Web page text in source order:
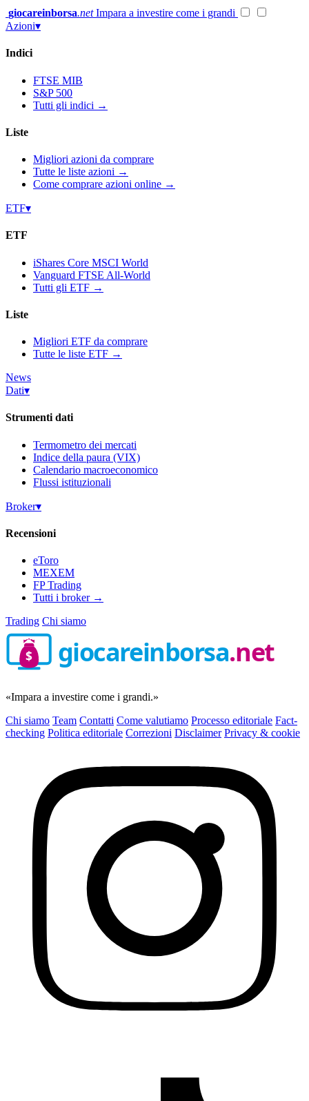
Vai
al
giocareinborsa.net Impara a investire come i grandi
Azioni▾
Indici
FTSE MIB
S&P 500
Tutti gli indici →
Liste
Migliori azioni da comprare
Tutte le liste azioni →
Come comprare azioni online →
ETF▾
ETF
iShares Core MSCI World
Vanguard FTSE All-World
Tutti gli ETF →
Liste
Migliori ETF da comprare
Tutte le liste ETF →
News
Dati▾
Strumenti dati
Termometro dei mercati
Indice della paura (VIX)
Calendario macroeconomico
Flussi istituzionali
Broker▾
Recensioni
eToro
MEXEM
FP Trading
Tutti i broker →
Trading Chi siamo
$ giocareinborsa.net
«Impara a investire come i grandi.»
Chi siamo Team Contatti Come valutiamo Processo editoriale Fact-
checking Politica editoriale Correzioni Disclaimer Privacy & cookie